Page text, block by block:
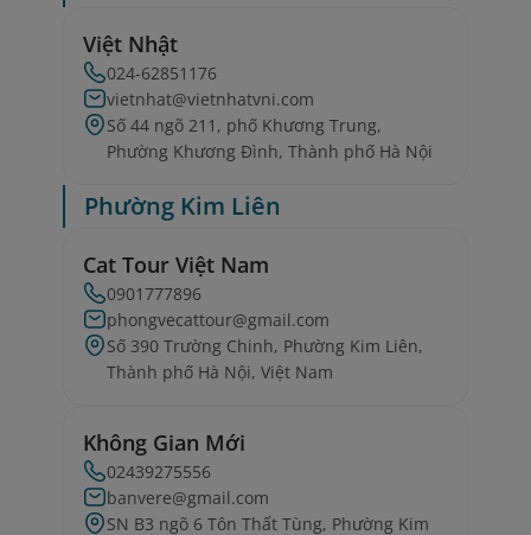
Việt Nhật
024-62851176
vietnhat@vietnhatvni.com
Số 44 ngõ 211, phố Khương Trung,
Phường Khương Đình, Thành phố Hà Nội
Phường Kim Liên
Cat Tour Việt Nam
0901777896
phongvecattour@gmail.com
Số 390 Trường Chinh, Phường Kim Liên,
Thành phố Hà Nội, Việt Nam
Không Gian Mới
02439275556
banvere@gmail.com
SN B3 ngõ 6 Tôn Thất Tùng, Phường Kim